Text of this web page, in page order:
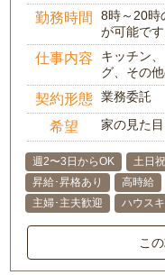
勤務時間
8時～20時
が可能で
仕事内容
キッチン
グ、その
契約形態 業務委託
希望 家の見た
週2〜3日からOK 土日
昇給･昇格あり
高時給
主婦･主夫歓迎
ハウス
こ